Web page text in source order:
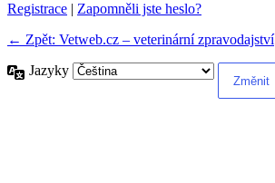
Registrace | Zapomněli jste heslo?
← Zpět: Vetweb.cz – veterinární zpravodajství
Jazyky